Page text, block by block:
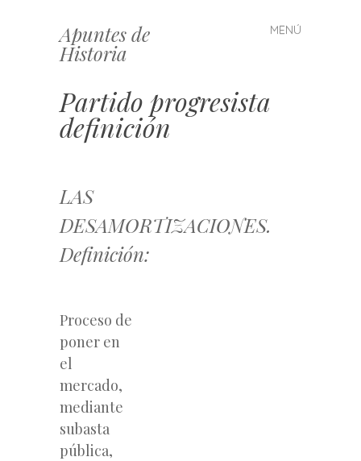
Apuntes de
Historia
MENÚ
Saltar
al
Partido progresista
definición
LAS
DESAMORTIZACIONES.
Definición:
Proceso de
poner en
el
mercado,
mediante
subasta
pública,